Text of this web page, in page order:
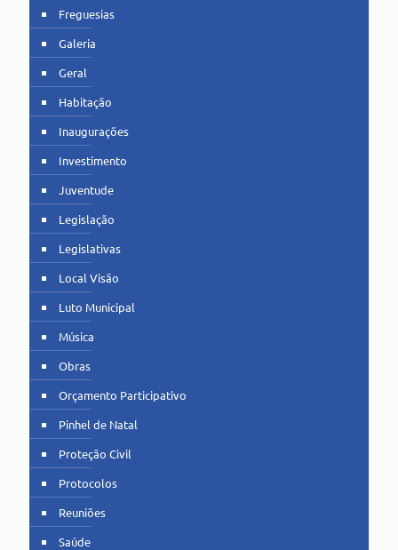
Freguesias
Galeria
Geral
Habitação
Inaugurações
Investimento
Juventude
Legislação
Legislativas
Local Visão
Luto Municipal
Música
Obras
Orçamento Participativo
Pinhel de Natal
Proteção Civil
Protocolos
Reuniões
Saúde